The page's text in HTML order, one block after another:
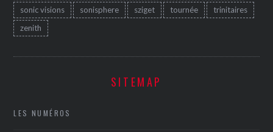
sonic visions
sonisphere sziget tournée
trinitaires
zenith
SITEMAP
LES NUMÉROS